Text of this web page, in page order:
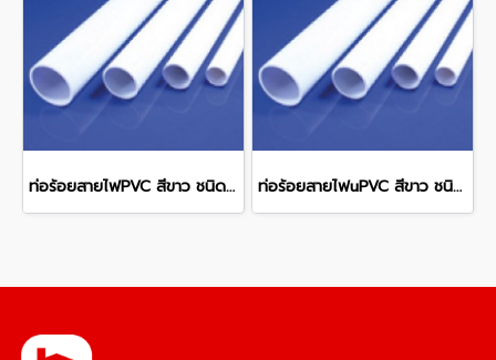
ท่อร้อยสายไฟPVC สีขาว ชนิดหนา WPP50 OD 50 มม. 3 มม. ยาว 292 มม. ท่อร้อยสายไฟuPVC สีขาว ชนิดหนา WPP25 OD 25 มม. 1.9 มม. ยาว 292 มม.